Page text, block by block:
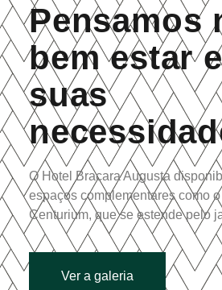
Pensamos
bem estar
suas
O Hotel Bracara Augusta
espaços complementares como
Centurium, que se estende pelo
Ver a galeria